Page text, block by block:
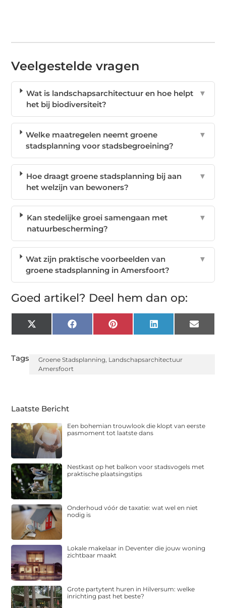
Veelgestelde vragen
Wat is landschapsarchitectuur en hoe helpt
het bij biodiversiteit?
▼
Welke maatregelen neemt groene
stadsplanning voor stadsbegroeining?
▼
Hoe draagt groene stadsplanning bij aan
het welzijn van bewoners?
▼
Kan stedelijke groei samengaan met
natuurbescherming?
▼
Wat zijn praktische voorbeelden van
groene stadsplanning in Amersfoort?
▼
Goed artikel? Deel hem dan op:
X
(Twitter)
FacebookPinterest LinkedIn Email
Tags: Groene Stadsplanning, Landschapsarchitectuur
Amersfoort
Laatste Bericht
Een bohemian trouwlook die klopt van eerste
pasmoment tot laatste dans
Nestkast op het balkon voor stadsvogels met
praktische plaatsingstips
Onderhoud vóór de taxatie: wat wel en niet
nodig is
Lokale makelaar in Deventer die jouw woning
zichtbaar maakt
Grote partytent huren in Hilversum: welke
inrichting past het beste?